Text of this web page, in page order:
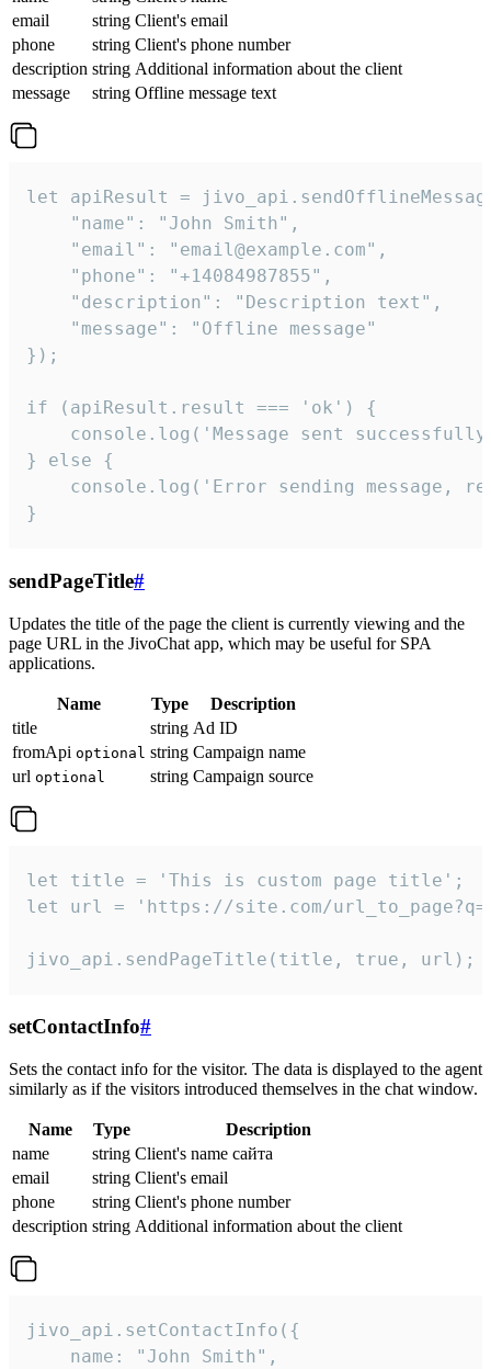
email
string Client's email
phone
string Client's phone number
description string Additional information about the client
message
string Offline message text
let apiResult =
    "name": "John Smith",
    "email": "email@example.com",
    "phone": "+14084987855",
    "description": "Description text",
    "message": "Offline message"
});
if (apiResult.result === 'ok') {
console.log('Message sent
} else {
console.log('Error sending message,
}
sendPageTitle#
Updates the title of the page the client is currently viewing and the
page URL in the JivoChat app, which may be useful for SPA
applications.
Name Type
Description
title
string Ad ID
fromApi optional string Campaign name
url optional string Campaign source
let title = 'This is custom page title';
let url = 'https://site.com/
jivo_api.sendPageTitle(title, true, url);
setContactInfo#
Sets the contact info for the visitor. The data is displayed to the agent
similarly as if the visitors introduced themselves in the chat window.
Name Type
Description
name
string Client's name сайта
email
string Client's email
phone
string Client's phone number
description string Additional information about the client
jivo_api.setContactInfo({
    name: "John Smith",